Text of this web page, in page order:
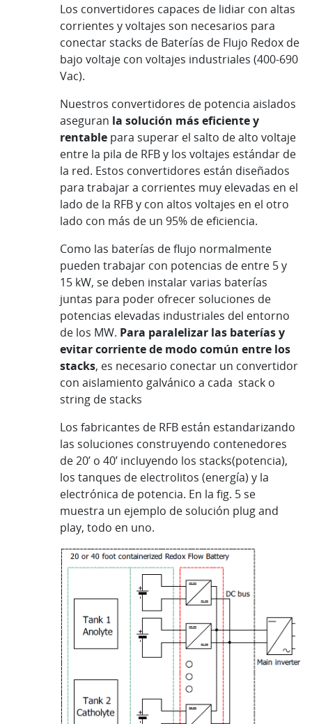
Los convertidores capaces de lidiar con altas
corrientes y voltajes son necesarios para
conectar stacks de Baterías de Flujo Redox de
bajo voltaje con voltajes industriales (400-690
Vac).
Nuestros convertidores de potencia aislados
aseguran la solución más eficiente y
rentable para superar el salto de alto voltaje
entre la pila de RFB y los voltajes estándar de
la red. Estos convertidores están diseñados
para trabajar a corrientes muy elevadas en el
lado de la RFB y con altos voltajes en el otro
lado con más de un 95% de eficiencia.
Como las baterías de flujo normalmente
pueden trabajar con potencias de entre 5 y
15 kW, se deben instalar varias baterías
juntas para poder ofrecer soluciones de
potencias elevadas industriales del entorno
de los MW. Para paralelizar las baterías y
evitar corriente de modo común entre los
stacks, es necesario conectar un convertidor
con aislamiento galvánico a cada stack o
string de stacks
Los fabricantes de RFB están estandarizando
las soluciones construyendo contenedores
de 20’ o 40’ incluyendo los stacks(potencia),
los tanques de electrolitos (energía) y la
electrónica de potencia. En la fig. 5 se
muestra un ejemplo de solución plug and
play, todo en uno.